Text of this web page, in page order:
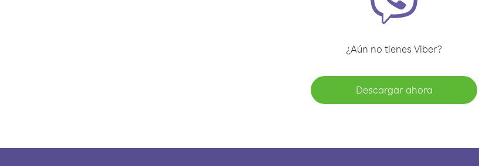
¿Aún no tienes Viber?
Descargar ahora